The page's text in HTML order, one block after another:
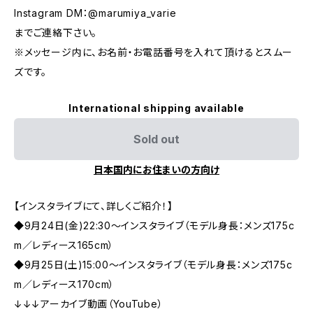
Instagram DM：@marumiya_varie
までご連絡下さい。
※メッセージ内に、お名前・お電話番号を入れて頂けるとスムー
ズです。
International shipping available
Sold out
日本国内にお住まいの方向け
【インスタライブにて、詳しくご紹介！】
◆9月24日(金)22:30～インスタライブ（モデル身長：メンズ175c
m／レディース165cm）
◆9月25日(土)15:00～インスタライブ（モデル身長：メンズ175c
m／レディース170cm）
↓↓↓アーカイブ動画（YouTube）